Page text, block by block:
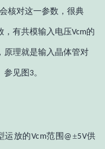
核对这一参数，很典
，有共模输入电压Vcm的
原理就是输入晶体管对
参见图 3。
运放的Vcm范围 @ ±5V供